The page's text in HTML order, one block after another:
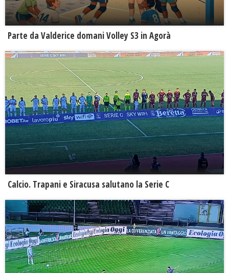
Parte da Valderice domani Volley S3 in Agorà
Calcio. Trapani e Siracusa salutano la Serie C